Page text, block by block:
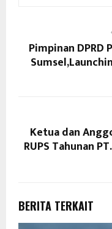
Pimpinan DPRD
Ketua dan
RUPS Tahunan
BERITA TERKAIT